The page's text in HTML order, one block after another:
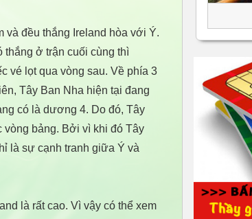
và đều thắng Ireland hòa với Ý.
thắng ở trận cuối cùng thì
vé lọt qua vòng sau. Về phía 3
Tây Ban Nha hiện tại đang
có là dương 4. Do đó, Tây
vòng bảng. Bởi vì khi đó Tây
là sự cạnh tranh giữa Ý và
là rất cao. Vì vậy có thể xem